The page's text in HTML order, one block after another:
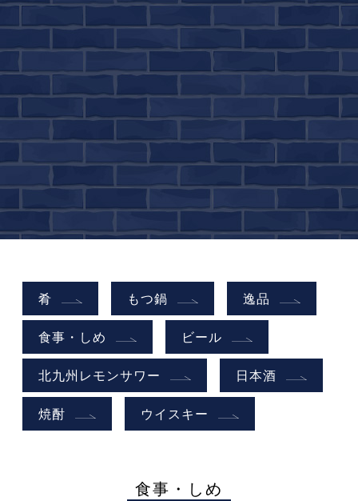
肴 もつ鍋 逸品
食事・しめ ビール
北九州レモンサワー 日本酒
焼酎 ウイスキー
食事・しめ